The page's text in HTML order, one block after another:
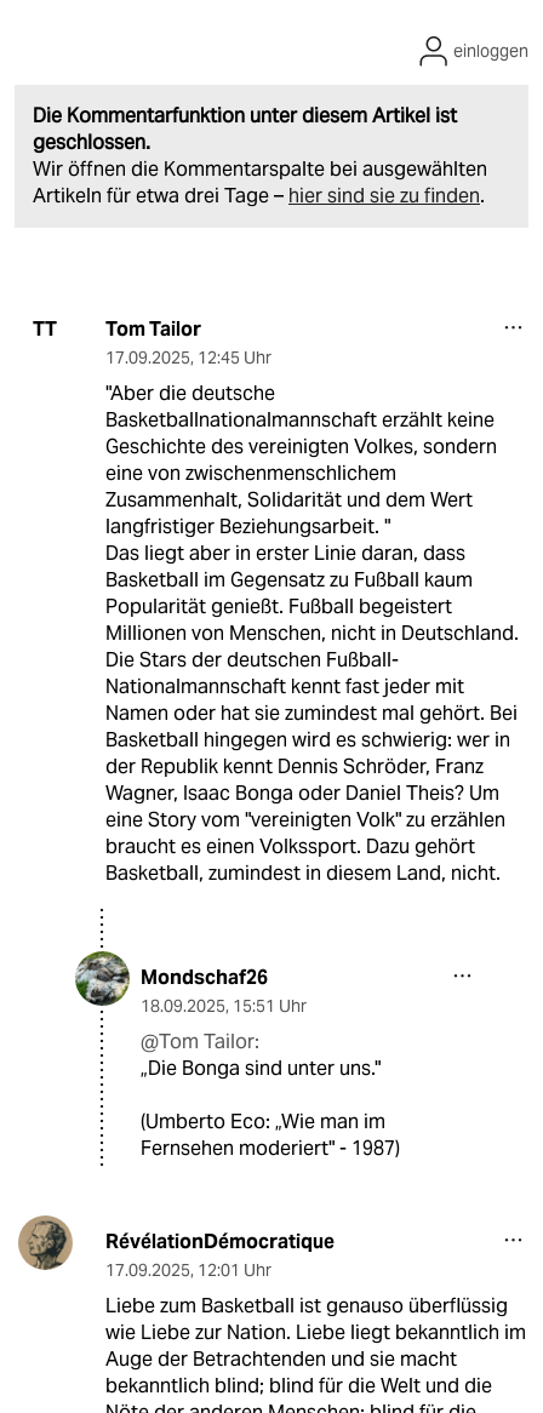
Die Kommentarfunktion unter diesem Artikel ist
geschlossen.
Wir öffnen die Kommentarspalte bei ausgewählten
Artikeln für etwa drei Tage – hier sind sie zu finden.
einloggen
TT Tom Tailor
17.09.2025, 12:45 Uhr
"Aber die deutsche
Basketballnationalmannschaft erzählt keine
Geschichte des vereinigten Volkes, sondern
eine von zwischenmenschlichem
Zusammenhalt, Solidarität und dem Wert
langfristiger Beziehungsarbeit. "
Das liegt aber in erster Linie daran, dass
Basketball im Gegensatz zu Fußball kaum
Popularität genießt. Fußball begeistert
Millionen von Menschen, nicht in Deutschland.
Die Stars der deutschen Fußball-
Nationalmannschaft kennt fast jeder mit
Namen oder hat sie zumindest mal gehört. Bei
Basketball hingegen wird es schwierig: wer in
der Republik kennt Dennis Schröder, Franz
Wagner, Isaac Bonga oder Daniel Theis? Um
eine Story vom "vereinigten Volk" zu erzählen
braucht es einen Volkssport. Dazu gehört
Basketball, zumindest in diesem Land, nicht.
Mondschaf26
18.09.2025, 15:51 Uhr
@Tom Tailor:
„Die Bonga sind unter uns."
(Umberto Eco: „Wie man im
Fernsehen moderiert" - 1987)
RévélationDémocratique
17.09.2025, 12:01 Uhr
Liebe zum Basketball ist genauso überflüssig
wie Liebe zur Nation. Liebe liegt bekanntlich im
Auge der Betrachtenden und sie macht
bekanntlich blind; blind für die Welt und die